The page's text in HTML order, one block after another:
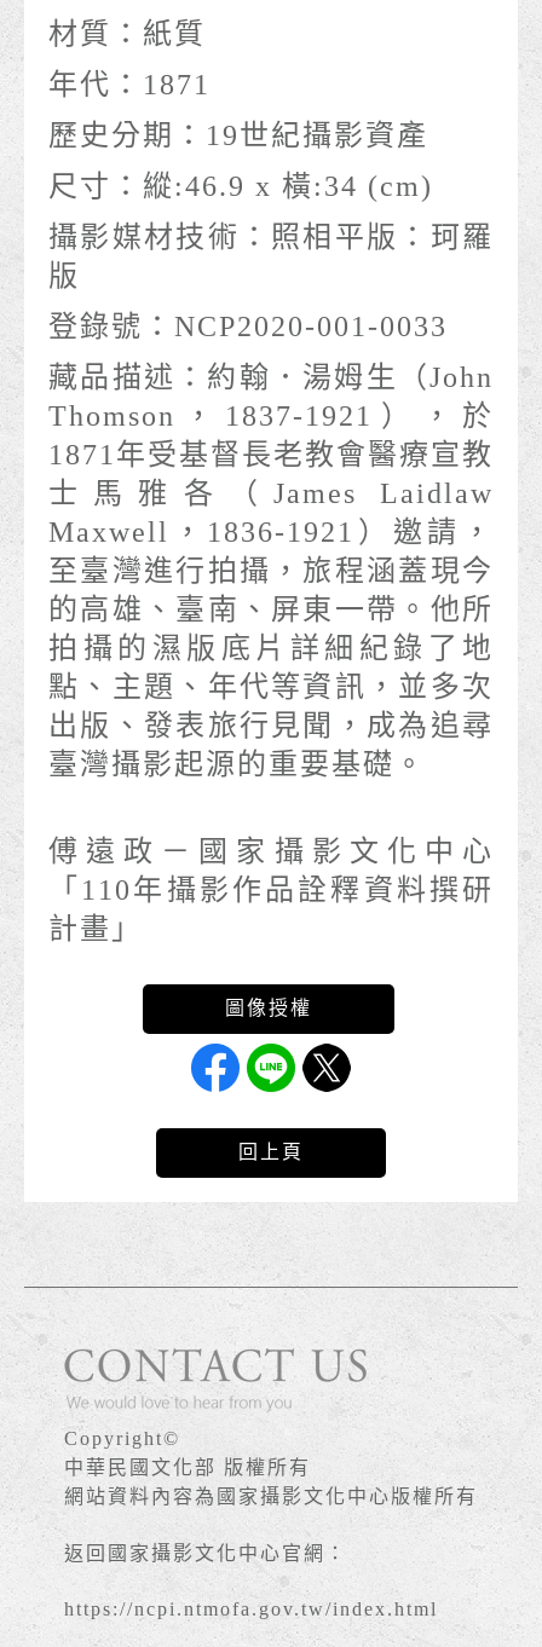
材質： 紙質
年代： 1871
歷史分期： 19世紀攝影資產
尺寸： 縱:46.9 x 橫:34 (cm)
攝影媒材技術： 照相平版：珂羅
版
登錄號： NCP2020-001-0033
藏品描述： 約翰．湯姆生（John
Thomson，1837-1921），於
1871年受基督長老教會醫療宣教
士馬雅各（James Laidlaw
Maxwell，1836-1921）邀請，
至臺灣進行拍攝，旅程涵蓋現今
的高雄、臺南、屏東一帶。他所
拍攝的濕版底片詳細紀錄了地
點、主題、年代等資訊，並多次
出版、發表旅行見聞，成為追尋
臺灣攝影起源的重要基礎。
傅遠政－國家攝影文化中心
「110年攝影作品詮釋資料撰研
計畫」
回上頁
Copyright©
中華民國文化部 版權所有
網站資料內容為國家攝影文化中心版權所有
返回國家攝影文化中心官網：
https://ncpi.ntmofa.gov.tw/index.html